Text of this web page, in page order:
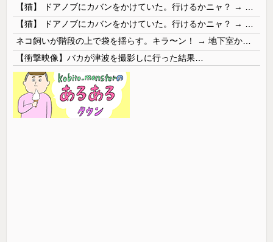
【衝撃映像】バカが津波を撮影しに行った結果…